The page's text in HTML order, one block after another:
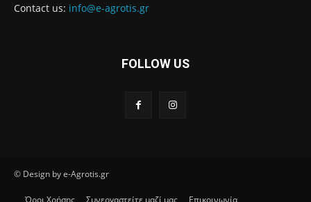
Contact us: info@e-agrotis.gr
FOLLOW US
© Design by e-Agrotis.gr
Όροι Χρήσης Συνεργαστείτε μαζί μας
Επικοινωνία